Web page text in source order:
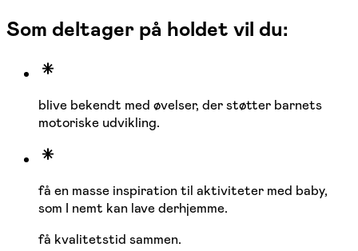
Som deltager på holdet vil du:
blive bekendt med øvelser, der støtter barnets
motoriske udvikling.
få en masse inspiration til aktiviteter med baby,
som I nemt kan lave derhjemme.
få kvalitetstid sammen.